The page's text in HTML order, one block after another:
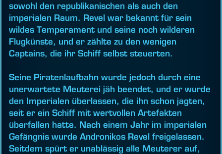
sowohl den republikanischen als auch den
imperialen Raum. Revel war bekannt für sein
wildes Temperament und seine noch wilderen
Flugkünste, und er zählte zu den wenigen
Captains, die ihr Schiff selbst steuerten.
Seine Piratenlaufbahn wurde jedoch durch eine
unerwartete Meuterei jäh beendet, und er wurde
den Imperialen überlassen, die ihn schon jagten,
seit er ein Schiff mit wertvollen Artefakten
überfallen hatte. Nach einem Jahr im imperialen
Gefängnis wurde Andronikos Revel freigelassen.
Seitdem spürt er unablässig alle Meuterer auf,